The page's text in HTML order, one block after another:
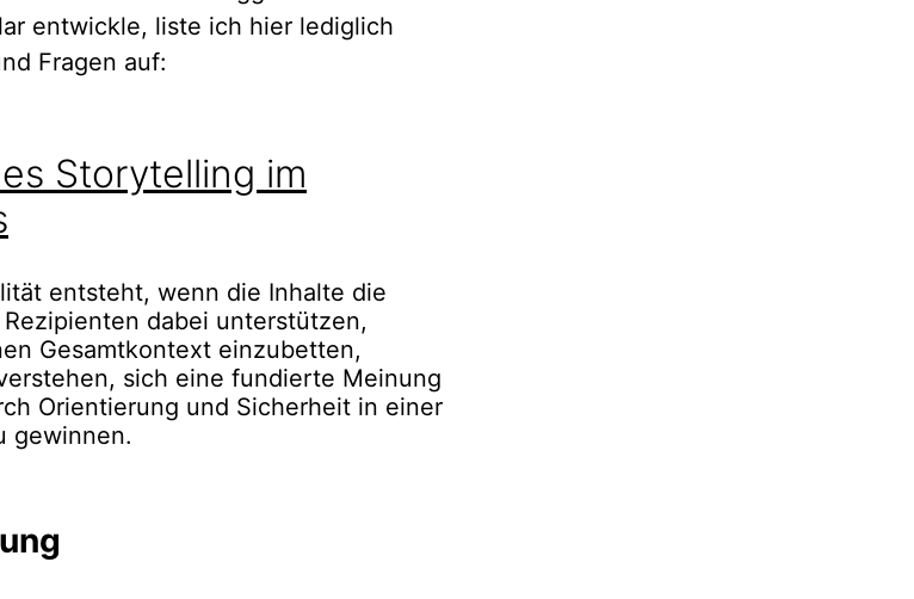
entwickle, liste ich hier lediglich
Fragen auf:
Storytelling im
entsteht, wenn die Inhalte die
dabei unterstützen,
Gesamtkontext einzubetten,
sich eine fundierte Meinung
Orientierung und Sicherheit in einer
gewinnen.